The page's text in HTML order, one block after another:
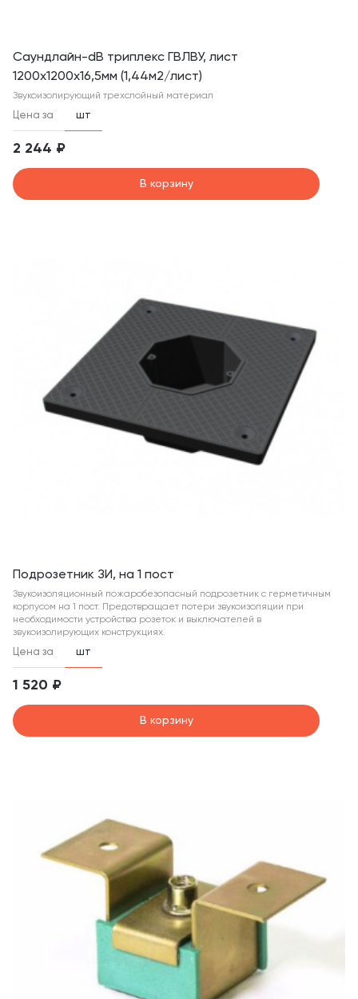
Саундлайн-dB триплекс ГВЛВУ, лист
1200х1200х16,5мм (1,44м2/лист)
Звукоизолирующий трехслойный материал
Цена за шт
2 244 ₽
В корзину
Подрозетник ЗИ, на 1 пост
Звукоизоляционный пожаробезопасный подрозетник с герметичным
корпусом на 1 пост. Предотвращает потери звукоизоляции при
необходимости устройства розеток и выключателей в
звукоизолирующих конструкциях.
Цена за шт
1 520 ₽
В корзину